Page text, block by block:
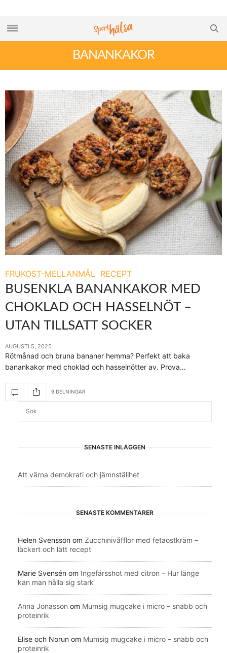
BANANKAKOR
FRUKOST-MELLANMÅL RECEPT
BUSENKLA BANANKAKOR MED
CHOKLAD OCH HASSELNÖT –
UTAN TILLSATT SOCKER
AUGUSTI 5, 2025
Rötmånad och bruna bananer hemma? Perfekt att baka
banankakor med choklad och hasselnötter av. Prova…
9 DELNINGAR
SENASTE INLÄGGEN
Att värna demokrati och jämnställhet
SENASTE KOMMENTARER
Helen Svensson om Zucchinivåfflor med fetaostkräm –
läckert och lätt recept
Marie Svensén om Ingefärsshot med citron – Hur länge
kan man hålla sig stark
Anna Jonasson om Mumsig mugcake i micro – snabb och
proteinrik
Elise och Norun om Mumsig mugcake i micro – snabb och
proteinrik